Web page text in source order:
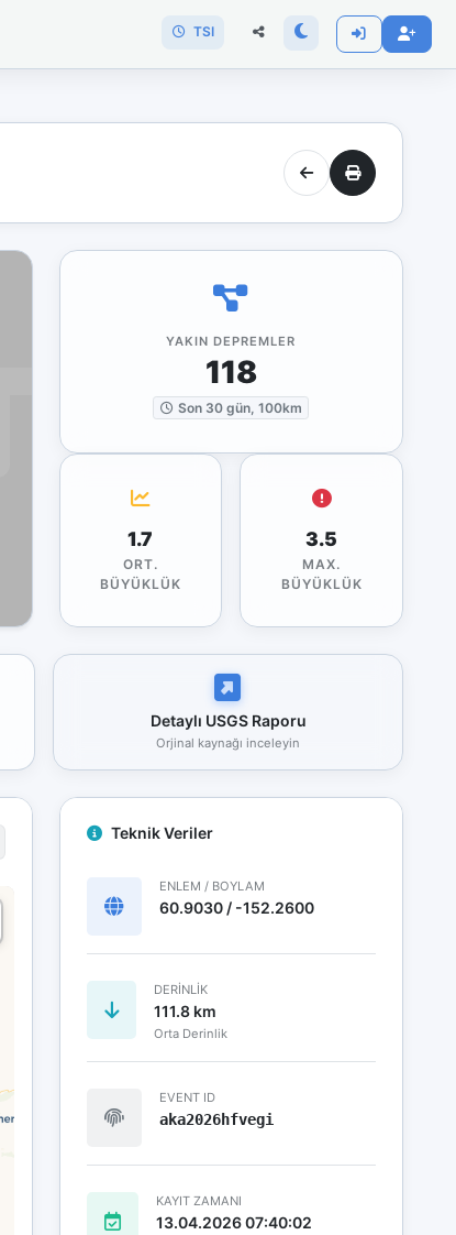
TSI
YAKIN DEPREMLER
118
Son 30 gün, 100km
1.7
ORT.
BÜYÜKLÜK
3.5
MAX.
BÜYÜKLÜK
Detaylı USGS Raporu
Orjinal kaynağı inceleyin
Teknik Veriler
ENLEM / BOYLAM
60.9030 / -152.2600
DERINLIK
111.8 km
Orta Derinlik
EVENT ID
aka2026hfvegi
KAYIT ZAMANI
13.04.2026 07:40:02